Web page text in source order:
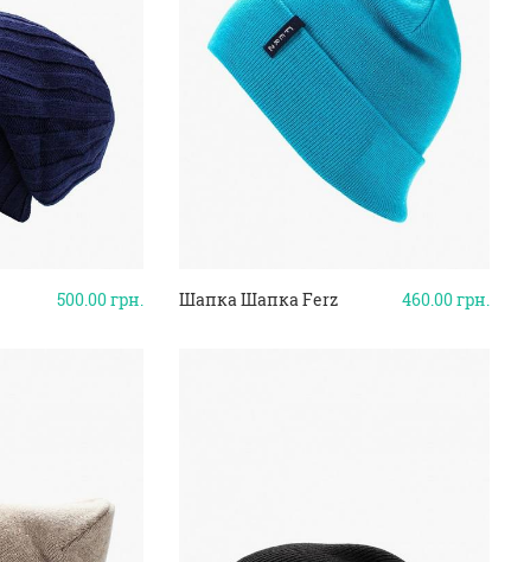
500.00грн. 460.00грн.
Шапка Шапка Ferz